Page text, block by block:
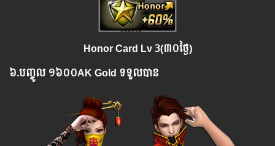
Honor Card Lv 3(៣០ថ្ងៃ)
៦.​បញ្ចូល១៦០០AK Gold ទទួលបាន